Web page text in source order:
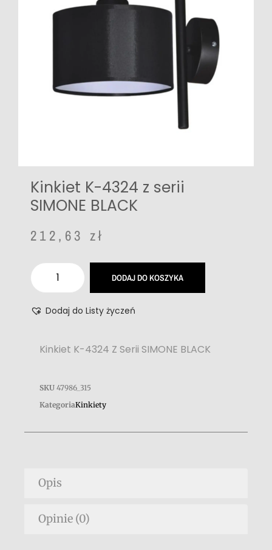
Kinkiet K-4324 z serii
SIMONE BLACK
212,63 zł
DODAJ DO KOSZYKA
Dodaj do Listy życzeń
Kinkiet K-4324 Z Serii SIMONE BLACK
SKU 47986_315
KategoriaKinkiety
Opis
Opinie (0)